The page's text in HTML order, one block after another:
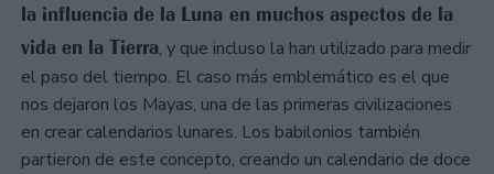
la influencia de la Luna en muchos aspectos de la
vida en la Tierra, y que incluso la han utilizado para medir
el paso del tiempo. El caso más emblemático es el que
nos dejaron los Mayas, una de las primeras civilizaciones
en crear calendarios lunares. Los babilonios también
partieron de este concepto, creando un calendario de doce